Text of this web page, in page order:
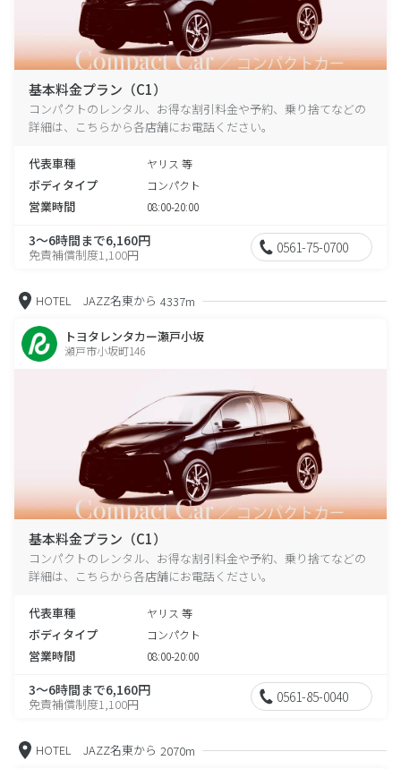
基本料金プラン（C1）
コンパクトのレンタル、お得な割引料金や予約、乗り捨てなどの
詳細は、こちらから各店舗にお電話ください。
代表車種 ヤリス 等
ボディタイプ コンパクト
営業時間 08:00-20:00
3～6時間まで6,160円
免責補償制度1,100円 0561-75-0700
HOTEL JAZZ名東から 4337m
トヨタレンタカー瀬戸小坂
瀬戸市小坂町146
基本料金プラン（C1）
コンパクトのレンタル、お得な割引料金や予約、乗り捨てなどの
詳細は、こちらから各店舗にお電話ください。
代表車種 ヤリス 等
ボディタイプ コンパクト
営業時間 08:00-20:00
3～6時間まで6,160円
免責補償制度1,100円 0561-85-0040
HOTEL JAZZ名東から 2070m